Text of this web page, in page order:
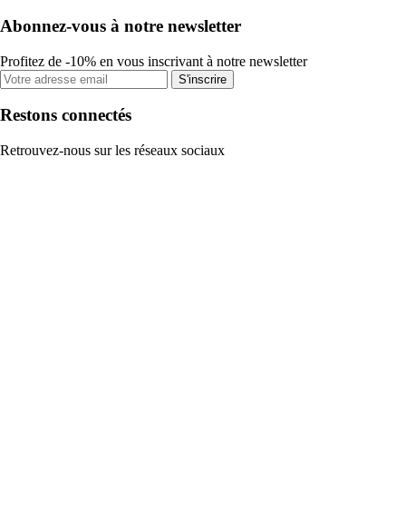
Abonnez-vous à notre newsletter
Profitez de -10% en vous inscrivant à notre newsletter
S'inscrire
Restons connectés
Retrouvez-nous sur les réseaux sociaux